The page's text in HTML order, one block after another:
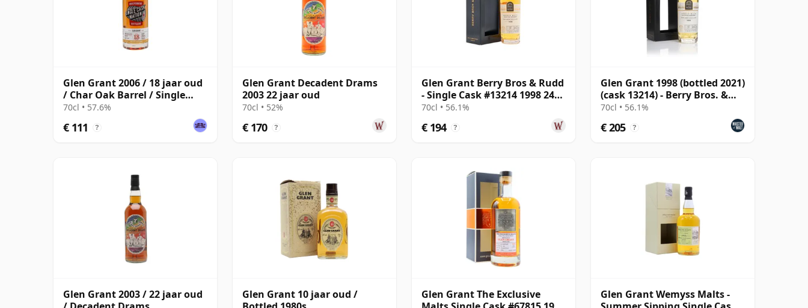
Glen Grant 2006 / 18 jaar oud
/ Char Oak Barrel / Single
Cask Nation
70cl • 57.6%
€ 111 ?
Glen Grant Decadent Drams
2003 22 jaar oud
70cl • 52%
€ 170 ?
Glen Grant Berry Bros & Rudd
- Single Cask #13214 1998 24
jaar oud
70cl • 56.1%
€ 194 ?
Glen Grant 1998 (bottled 2021)
(cask 13214) - Berry Bros. &
Rudd
70cl • 56.1%
€ 205 ?
Glen Grant 2003 / 22 jaar oud
Glen Grant 10 jaar oud /
Glen Grant The Exclusive
Glen Grant Wemyss Malts -